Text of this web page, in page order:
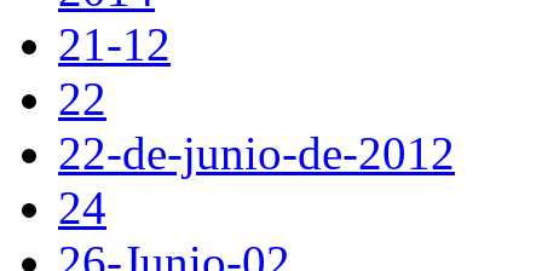
21-12
22
22-de-junio-de-2012
24